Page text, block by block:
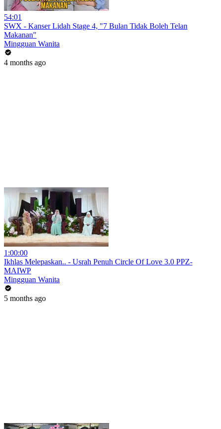
54:01
SWX - Kanser Lidah Stage 4, "7 Bulan Tidak Boleh Telan
Makanan"
Mingguan Wanita
4 months ago
1:00:00
Ikhlas Melepaskan.. - Usrah Penuh Circle Of Love 3.0 PPZ-
MAIWP
Mingguan Wanita
5 months ago